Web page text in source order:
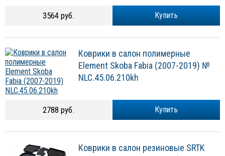
Купить
3564 руб.
Коврики в салон полимерные
Element Skoba Fabia (2007-2019) №
NLC.45.06.210kh
Купить
PREMIUM для Skoba Fabia (2007-